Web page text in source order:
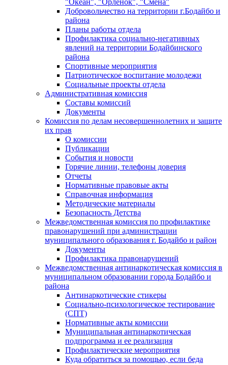
"Океан", "Орленок", "Смена"
Добровольчество на территории г.Бодайбо и
района
Планы работы отдела
Профилактика социально-негативных
явлений на территории Бодайбинского
района
Спортивные мероприятия
Патриотическое воспитание молодежи
Социальные проекты отдела
Административная комиссия
Составы комиссий
Документы
Комиссия по делам несовершеннолетних и защите
их прав
О комиссии
Публикации
События и новости
Горячие линии, телефоны доверия
Отчеты
Нормативные правовые акты
Справочная информация
Методические материалы
Безопасность Детства
Межведомственная комиссия по профилактике
правонарушений при администрации
муниципального образования г. Бодайбо и район
Документы
Профилактика правонарушений
Межведомственная антинаркотическая комиссия в
муниципальном образовании города Бодайбо и
района
Антинаркотические стикеры
Социально-психологическое тестирование
(СПТ)
Нормативные акты комиссии
Муниципальная антинаркотическая
подпрограмма и ее реализация
Профилактические мероприятия
Куда обратиться за помощью, если беда